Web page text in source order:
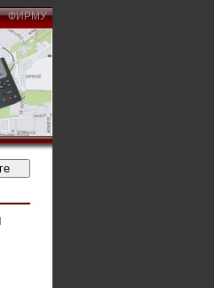
ФИРМУ